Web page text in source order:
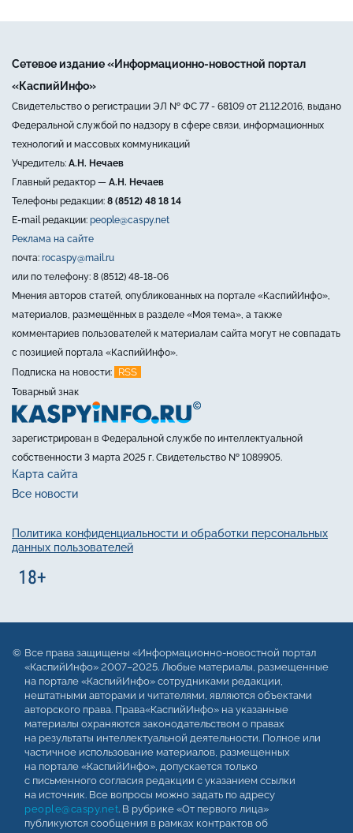
Сетевое издание «Информационно-новостной портал
«КаспийИнфо»
Свидетельство о регистрации ЭЛ № ФС 77 - 68109 от 21.12.2016, выдано
Федеральной службой по надзору в сфере связи, информационных
технологий и массовых коммуникаций
Учредитель: А.Н. Нечаев
Главный редактор — А.Н. Нечаев
Телефоны редакции: 8 (8512) 48 18 14
E-mail редакции: people@caspy.net
Реклама на сайте
почта: rocaspy@mail.ru
или по телефону: 8 (8512) 48-18-06
Мнения авторов статей, опубликованных на портале «КаспийИнфо»,
материалов, размещённых в разделе «Моя тема», а также
комментариев пользователей к материалам сайта могут не совпадать
с позицией портала «КаспийИнфо».
Подписка на новости:
RSS
Товарный знак
зарегистрирован в Федеральной службе по интеллектуальной
собственности 3 марта 2025 г. Свидетельство № 1089905.
Карта сайта
Все новости
Политика конфиденциальности и обработки персональных
данных пользователей
Все права защищены «Информационно-новостной портал
«КаспийИнфо» 2007–2025. Любые материалы, размещенные
на портале «КаспийИнфо» сотрудниками редакции,
нештатными авторами и читателями, являются объектами
авторского права. Права«КаспийИнфо» на указанные
материалы охраняются законодательством о правах
на результаты интеллектуальной деятельности. Полное или
частичное использование материалов, размещенных
на портале «КаспийИнфо», допускается только
с письменного согласия редакции с указанием ссылки
на источник. Все вопросы можно задать по адресу
people@caspy.net. В рубрике «От первого лица»
публикуются сообщения в рамках контрактов об